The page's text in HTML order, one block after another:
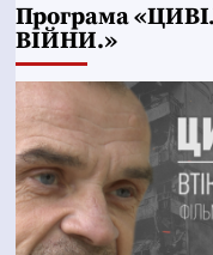
Програма
ВІЙНИ.»